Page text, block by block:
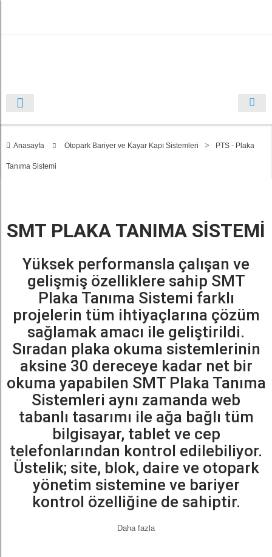
Anasayfa Otopark Bariyer ve Kayar Kapı Sistemleri > PTS - Plaka
Tanıma Sistemi
SMT PLAKA TANIMA SİSTEMİ
Yüksek performansla çalışan ve
gelişmiş özelliklere sahip SMT
Plaka Tanıma Sistemi farklı
projelerin tüm ihtiyaçlarına çözüm
sağlamak amacı ile geliştirildi.
Sıradan plaka okuma sistemlerinin
aksine 30 dereceye kadar net bir
okuma yapabilen SMT Plaka Tanıma
Sistemleri aynı zamanda web
tabanlı tasarımı ile ağa bağlı tüm
bilgisayar, tablet ve cep
telefonlarından kontrol edilebiliyor.
Üstelik; site, blok, daire ve otopark
yönetim sistemine ve bariyer
kontrol özelliğine de sahiptir.
Daha fazla